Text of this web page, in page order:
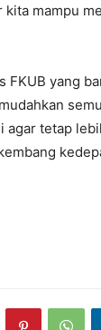
kita mampu
FKUB yang
agar tetap